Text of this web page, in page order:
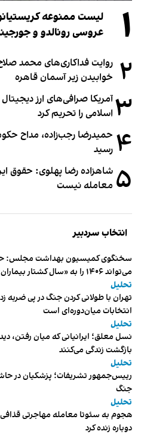
۱
عروسی رونالدو و
۲ خوابیدن زیر آسمان قاهره
۳آمریکا صرافی‌های ارز
اسلامی را تحریم کرد
۴ حمیدرضا رجب‌زاده، مداح
رسید
۵ شاهزاده رضا پهلوی: حقوق
معامله نیست
انتخاب سردبیر
سخنگوی کمیسیون بهداشت مجلس:
می‌تواند ۱۴۰۶ را به «سال کشتار بیماران» تبدیل کند
تحلیل
تهران با طولانی کردن جنگ در پی ضربه
انتخابات میان‌دوره‌ای است
تحلیل
نسل معلق؛ ایرانیانی که میان رفتن،
بازگشت زندگی می‌کنند
تحلیل
رییس‌جمهور تشریفات؛ پزشکیان در
جنگ
تحلیل
هجوم به سئوتا معامله مهاجرتی قذافی
دوباره زنده کرد